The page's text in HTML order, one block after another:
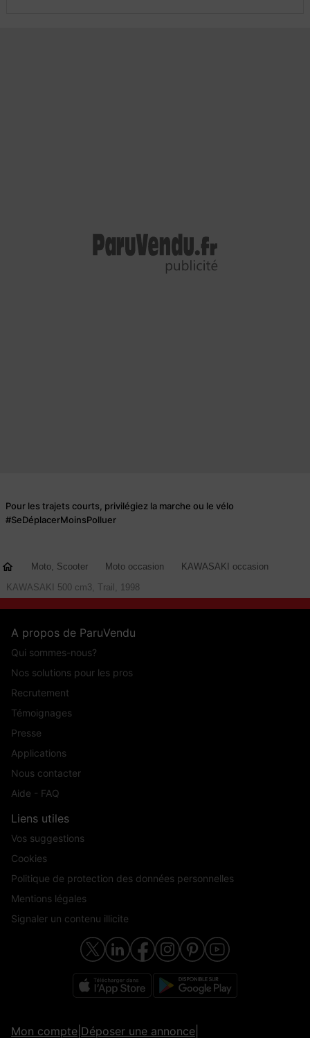
Pour les trajets courts, privilégiez la marche ou le vélo
#SeDéplacerMoinsPolluer
Moto, Scooter Moto occasion
KAWASAKI occasion
KAWASAKI 500 cm3, Trail, 1998
A propos de ParuVendu
Qui sommes-nous?
Nos solutions pour les pros
Recrutement
Témoignages
Presse
Applications
Nous contacter
Aide - FAQ
Liens utiles
Vos suggestions
Cookies
Politique de protection des données personnelles
Mentions légales
Signaler un contenu illicite
Mon compte Déposer une annonce